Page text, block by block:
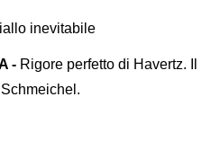
inevitabile
- Rigore perfetto di Havertz. Il